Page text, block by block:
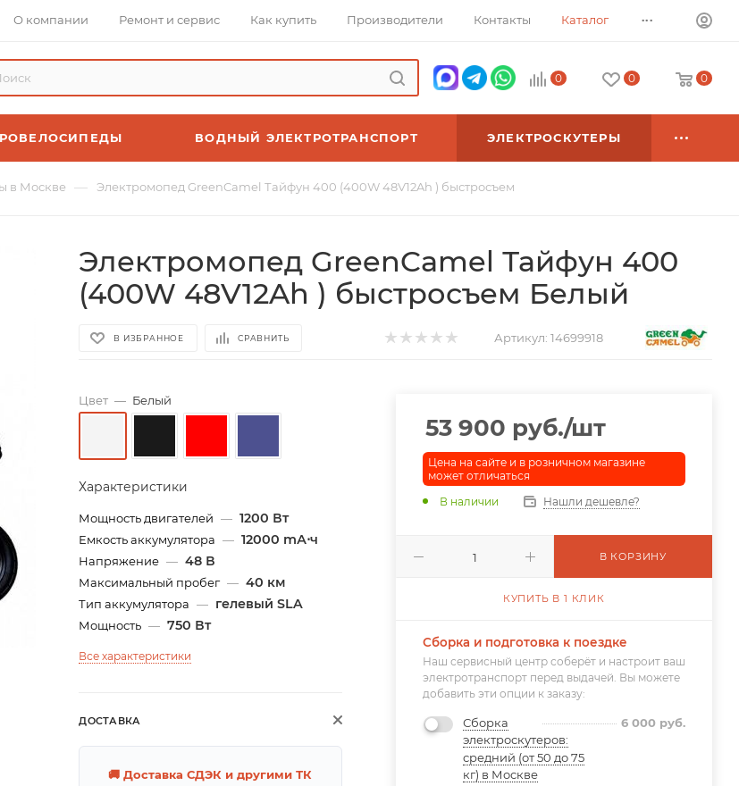
О компании Ремонт и сервис Как купить Производители Контакты Каталог ...
0 0 0
ВОДНЫЙ ЭЛЕКТРОТРАНСПОРТ ЭЛЕКТРОСКУТЕРЫ
в Москве — Электромопед GreenCamel Тайфун 400 (400W 48V12Ah ) быстросъем
Электромопед GreenCamel Тайфун 400
(400W 48V12Ah ) быстросъем Белый
В ИЗБРАННОЕ СРАВНИТЬ Артикул: 14699918
Цвет — Белый
Характеристики
Мощность двигателей — 1200 Вт
Емкость аккумулятора — 12000 mА⋅ч
Напряжение — 48 В
Максимальный пробег — 40 км
Тип аккумулятора — гелевый SLA
Мощность — 750 Вт
Все характеристики
ДОСТАВКА
🚚 Доставка СДЭК и другими ТК
53 900 руб./шт
Цена на сайте и в розничном магазине
может отличаться
В наличии
Нашли дешевле?
В КОРЗИНУ
КУПИТЬ В 1 КЛИК
Сборка и подготовка к поездке
Наш сервисный центр соберёт и настроит ваш
электротранспорт перед выдачей. Вы можете
добавить эти опции к заказу:
Сборка
электроскутеров:
средний (от 50 до 75
кг) в Москве
6 000руб.